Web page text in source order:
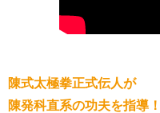
陳式太極拳正式伝人が
陳発科直系の功夫を指導！